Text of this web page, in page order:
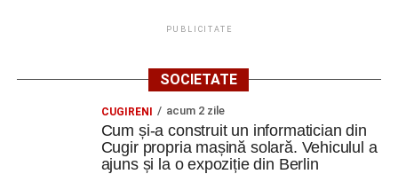
PUBLICITATE
SOCIETATE
CUGIRENI acum 2 zile
Cum și-a construit un informatician din
Cugir propria mașină solară. Vehiculul a
ajuns și la o expoziție din Berlin